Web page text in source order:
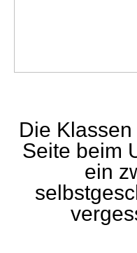
Die
Seite beim
ein